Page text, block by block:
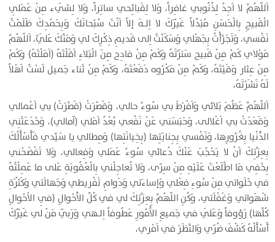
اَللّهُمَّ لا اَجِدُ لِذُنُوبي غافِراً، وَلا لِقَبائِحي ساتِراً، وَلا لِشَيء مِنْ عَمَلِي
الْقَبيحِ بِالْحَسَنِ مُبَدِّلاً غَيْرَكَ لا اِلـهَ إلاّ اَنْتَ سُبْحانَكَ وَبِحَمْدِكَ ظَلَمْتُ
نَفْسي، وَتَجَرَّأْتُ بِجَهْلي وَسَكَنْتُ اِلى قَديمِ ذِكْرِكَ لي وَمَنِّكَ عَلَيَّ، اَللّهُمَّ
مَوْلاي كَمْ مِنْ قَبيح سَتَرْتَهُ وَكَمْ مِنْ فادِح مِنَ الْبَلاءِ اَقَلْتَهُ (اَمَلْتَهُ) وَكَمْ
مِنْ عِثار وَقَيْتَهُ، وَكَمْ مِنْ مَكْرُوه دَفَعْتَهُ، وَكَمْ مِنْ ثَناء جَميل لَسْتُ اَهْلاً
لَهُ نَشَرْتَهُ،
اَللّهُمَّ عَظُمَ بَلائي وَاَفْرَطَ بي سُوءُ حالي، وَقَصُرَتْ (قَصَّرَتْ) بي اَعْمالي
وَقَعَدَتْ بي اَغْلالى، وَحَبَسَني عَنْ نَفْعي بُعْدُ اَمَلي (آمالي)، وَخَدَعَتْنِي
الدُّنْيا بِغُرُورِها، وَنَفْسي بِجِنايَتِها (بِخِيانَتِها) وَمِطالي يا سَيِّدي فَأَسْأَلُكَ
بِعِزَّتِكَ اَنْ لا يَحْجُبَ عَنْكَ دُعائي سُوءُ عَمَلي وَفِعالي، وَلا تَفْضَحْني
بِخَفِي مَا اطَّلَعْتَ عَلَيْهِ مِنْ سِرّى، وَلا تُعاجِلْني بِالْعُقُوبَةِ عَلى ما عَمِلْتُهُ
في خَلَواتي مِنْ سُوءِ فِعْلي وَإساءَتي وَدَوامِ تَفْريطي وَجَهالَتي وَكَثْرَةِ
شَهَواتي وَغَفْلَتي، وَكُنِ اللّهُمَّ بِعِزَّتِكَ لي في كُلِّ الاَْحْوالِ (فِي الاْحْوالِ
كُلِّها) رَؤوفاً وَعَلَي في جَميعِ الاُْمُورِ عَطُوفاً اِلـهي وَرَبّي مَنْ لي غَيْرُكَ
أَسْأَلُهُ كَشْفَ ضُرّي وَالنَّظَرَ في اَمْري،